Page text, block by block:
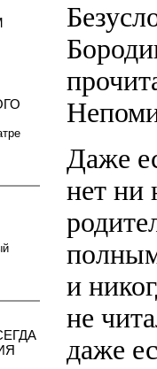
Даже
нет ни
и
не
даже